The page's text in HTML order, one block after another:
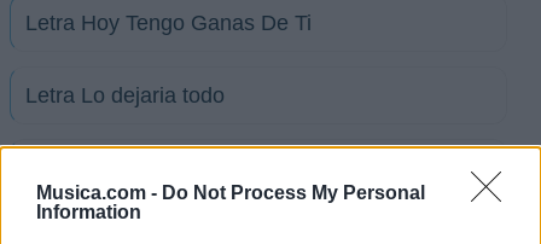
Musica.com - Do Not Process My Personal
Information
Letra Hoy Tengo Ganas De Ti
Letra Lo dejaria todo